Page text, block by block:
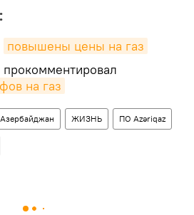
повышены цены на газ
прокомментировал
на газ
Азербайджан ЖИЗНЬ ПО Azəriqaz